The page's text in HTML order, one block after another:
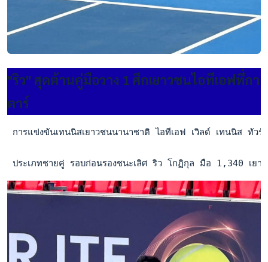
"ริว" สุดต้านคู่มือวาง 1 ศึกเยาวชนไอทีเอฟที่กา
ตาร์
การแข่งขันเทนนิสเยาวชนนานาชาติ ไอทีเอฟ เวิลด์ เทนนิส ทั
ประเภทชายคู่ รอบก่อนรองชนะเลิศ ริว โกฏิกุล มือ 1,340 เ